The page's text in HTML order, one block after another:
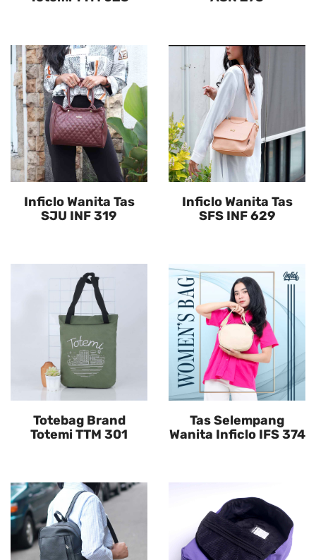
Inficlo Wanita Tas
SJU INF 319
Inficlo Wanita Tas
SFS INF 629
Totebag Brand
Totemi TTM 301
Tas Selempang
Wanita Inficlo IFS 374